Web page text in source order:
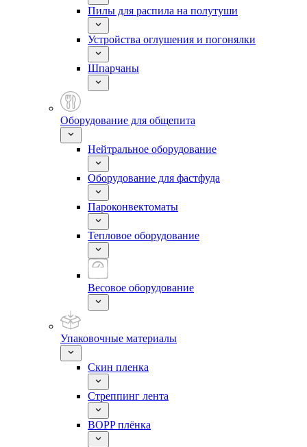
Пилы для распила на полутуши
Устройства оглушения и погонялки
Шпарчаны
Оборудование для общепита
Нейтральное оборудование
Оборудование для фастфуда
Пароконвектоматы
Тепловое оборудование
Весовое оборудование
Упаковочные материалы
Скин пленка
Стреппинг лента
BOPP плёнка